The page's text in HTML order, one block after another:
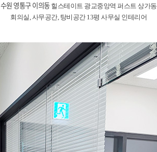
수원 영통구 이의동 힐스테이트 광교중앙역 퍼스트 상가동
회의실, 사무공간, 탕비공간 13평 사무실 인테리어